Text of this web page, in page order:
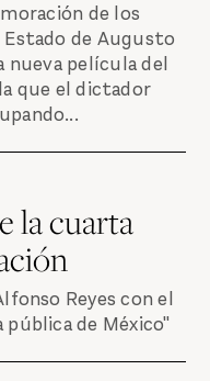
de los
de Augusto
película del
que el dictador
la cuarta
Reyes con el
de México"